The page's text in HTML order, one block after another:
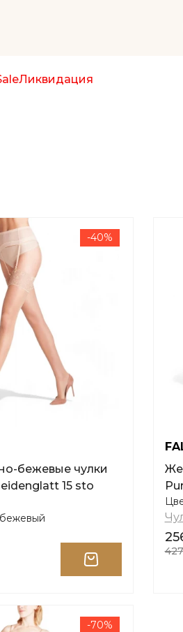
Ликвидация
-40%
бежевые чулки
15 sto
-70%